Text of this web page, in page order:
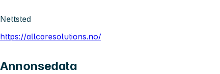
Nettsted
https://allcaresolutions.no/
Annonsedata